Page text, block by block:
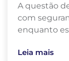
A questão
com
enquanto
Leia mais